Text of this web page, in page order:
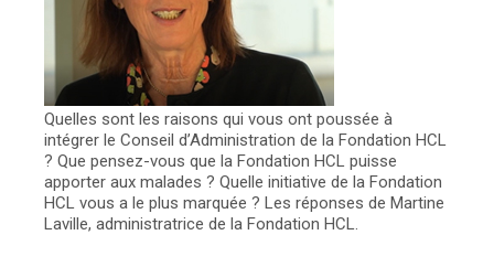
Quelles sont les raisons qui vous ont poussée à
intégrer le Conseil d’Administration de la Fondation HCL
? Que pensez-vous que la Fondation HCL puisse
apporter aux malades ? Quelle initiative de la Fondation
HCL vous a le plus marquée ? Les réponses de Martine
Laville, administratrice de la Fondation HCL.